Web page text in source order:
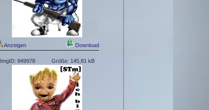
Anzeigen Download
ImgID: 949978 Größe: 145,81 kB